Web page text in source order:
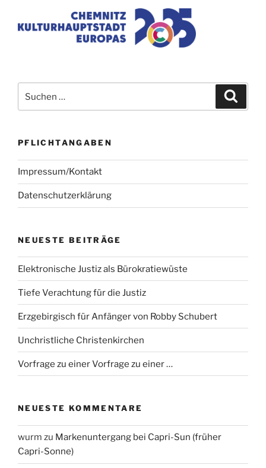
nach:
PFLICHTANGABEN
Impressum/Kontakt
Datenschutzerklärung
NEUESTE BEITRÄGE
Elektronische Justiz als Bürokratiewüste
Tiefe Verachtung für die Justiz
Erzgebirgisch für Anfänger von Robby Schubert
Unchristliche Christenkirchen
Vorfrage zu einer Vorfrage zu einer …
NEUESTE KOMMENTARE
wurm zu Markenuntergang bei Capri-Sun (früher
Capri-Sonne)